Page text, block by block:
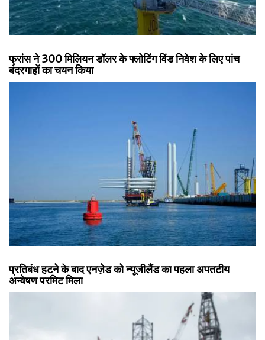
फ्रांस ने 300 मिलियन डॉलर के फ्लोटिंग विंड निवेश के लिए पांच
बंदरगाहों का चयन किया
प्रतिबंध हटने के बाद एनज़ेड को न्यूजीलैंड का पहला अपतटीय
अन्वेषण परमिट मिला